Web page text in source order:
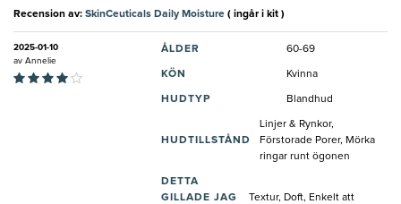
Recension av: SkinCeuticals Daily Moisture ( ingår i kit )
2025-01-10
av Annelie
ÅLDER 60-69
KÖN Kvinna
HUDTYP Blandhud
HUDTILLSTÅND
Linjer & Rynkor,
Förstorade Porer, Mörka
ringar runt ögonen
DETTA
GILLADE JAG
Textur, Doft, Enkelt att